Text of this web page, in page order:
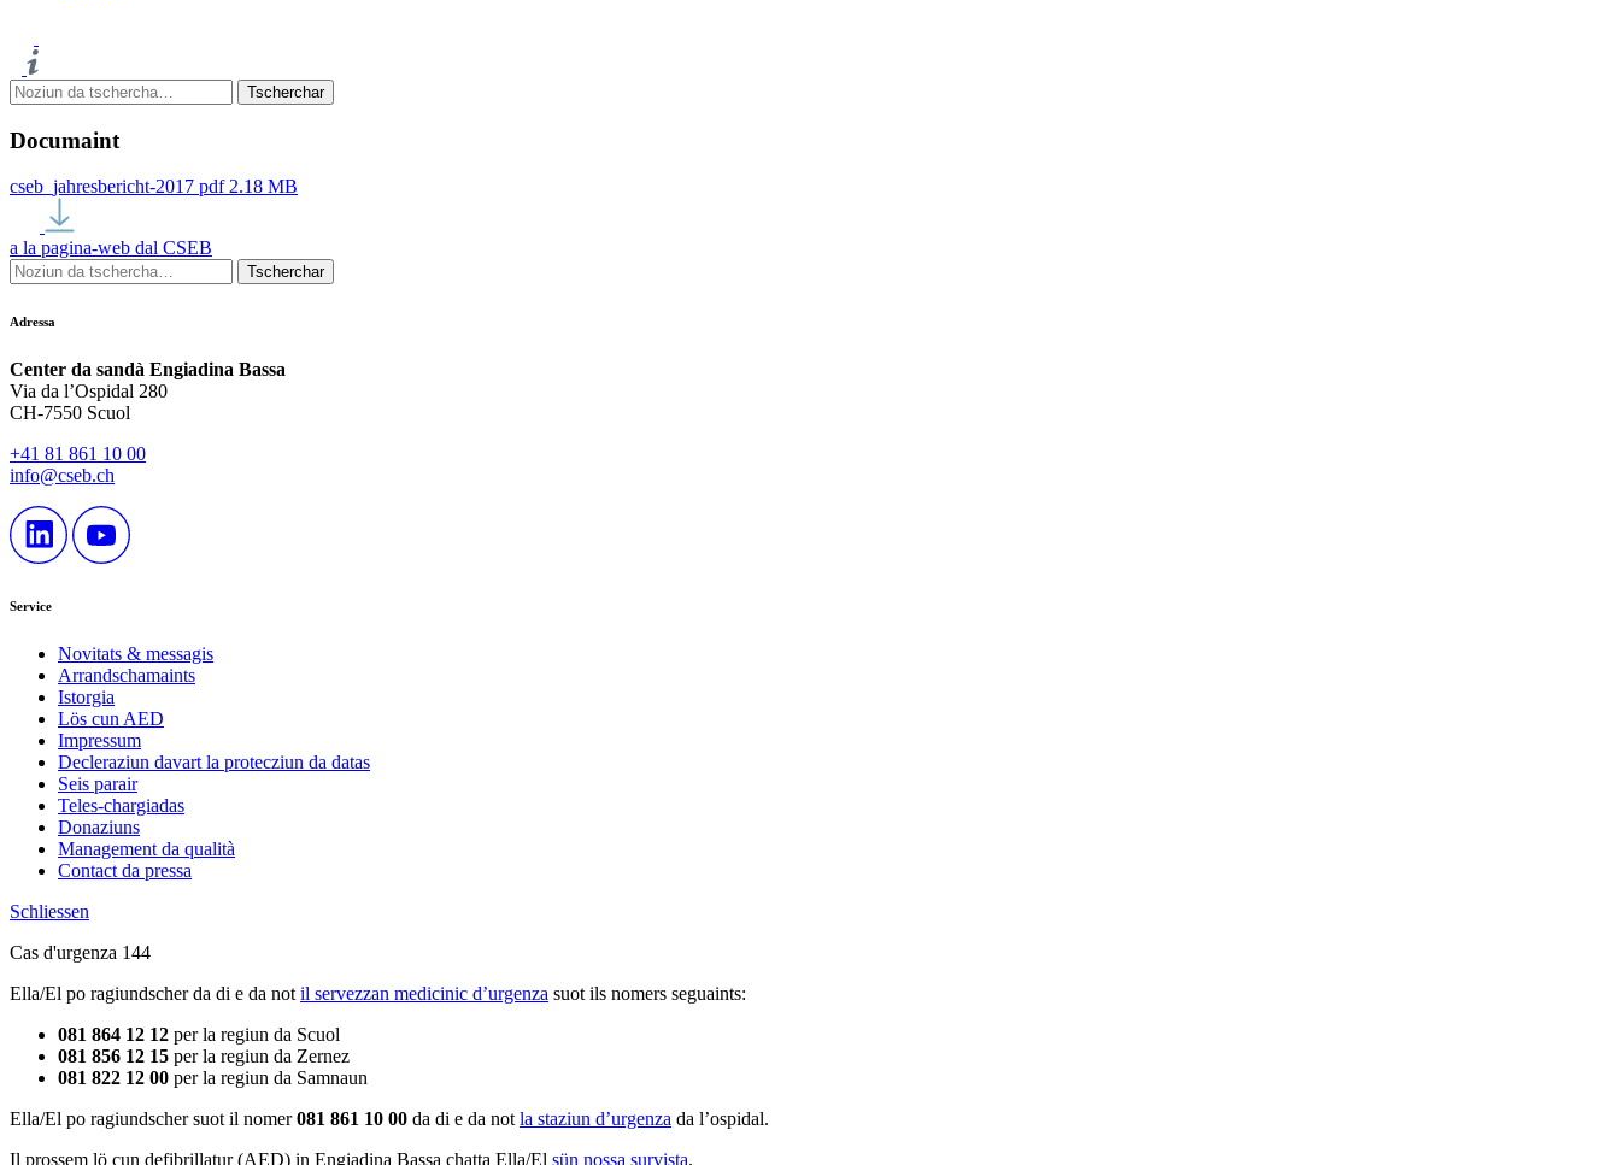
Documaint
cseb_jahresbericht-2017 pdf 2.18 MB
a la pagina-web dal CSEB
Adressa
Center da sandà Engiadina Bassa
Via da l’Ospidal 280
CH-7550 Scuol
+41 81 861 10 00
info@cseb.ch
Service
Novitats & messagis
Arrandschamaints
Istorgia
Lös cun AED
Impressum
Decleraziun davart la protecziun da datas
Seis parair
Teles-chargiadas
Donaziuns
Management da qualità
Contact da pressa
Schliessen
Cas d'urgenza 144
Ella/El po ragiundscher da di e da not il servezzan medicinic d’urgenza suot ils nomers seguaints:
081 864 12 12 per la regiun da Scuol
081 856 12 15 per la regiun da Zernez
081 822 12 00 per la regiun da Samnaun
Ella/El po ragiundscher suot il nomer081 861 10 00 da di e da not la staziun d’urgenza da l’ospidal.
Il prossem lö cun defibrillatur (AED) in Engiadina Bassa chatta Ella/El sün nossa survista.